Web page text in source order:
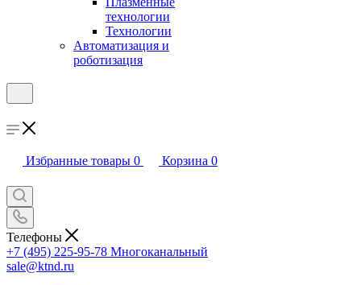
технологии
Технологии
Автоматизация и
роботизация
Избранные товары 0 Корзина 0
Телефоны
+7 (495) 225-95-78 Многоканальный
sale@ktnd.ru